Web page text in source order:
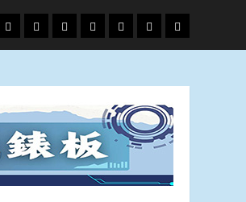
文
教.
專
題
娛
樂
政
治
國
際
運
動
生
活